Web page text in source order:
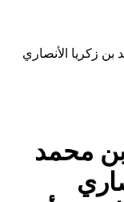
بن زكريا الأنصاري
بن محمد